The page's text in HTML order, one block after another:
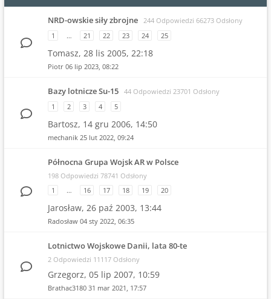
NRD-owskie siły zbrojne 244 Odpowiedzi 66273 Odsłony
1
… 21 22 23 24 25
Tomasz, 28 lis 2005, 22:18
Piotr 06 lip 2023, 08:22
Bazy lotnicze Su-15 44 Odpowiedzi 23701 Odsłony
1
2 3 4 5
Bartosz, 14 gru 2006, 14:50
mechanik 25 lut 2022, 09:24
Północna Grupa Wojsk AR w Polsce
198 Odpowiedzi 78741 Odsłony
1
… 16 17 18 19 20
Jarosław, 26 paź 2003, 13:44
Radosław 04 sty 2022, 06:35
Lotnictwo Wojskowe Danii, lata 80-te
2 Odpowiedzi 11117 Odsłony
Grzegorz, 05 lip 2007, 10:59
Brathac3180 31 mar 2021, 17:57